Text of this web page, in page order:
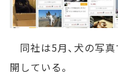
同社は5月、犬の写真
開している。